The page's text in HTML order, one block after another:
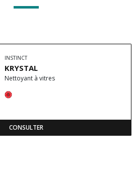
INSTINCT
KRYSTAL
Nettoyant à vitres
CONSULTER